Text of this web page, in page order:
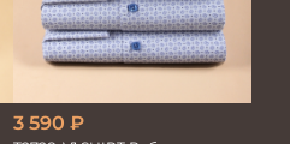
3 590 ₽